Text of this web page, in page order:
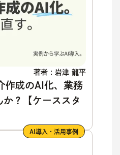
著者 : 岩津 龍平
作成のAI化、業務
？【ケーススタ
AI導入・活用事例